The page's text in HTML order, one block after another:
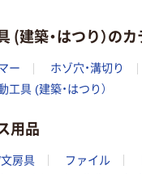
(建築・はつり）の
ー ホゾ穴・溝切り
工具 (建築・はつり）
用品
房具 ファイル